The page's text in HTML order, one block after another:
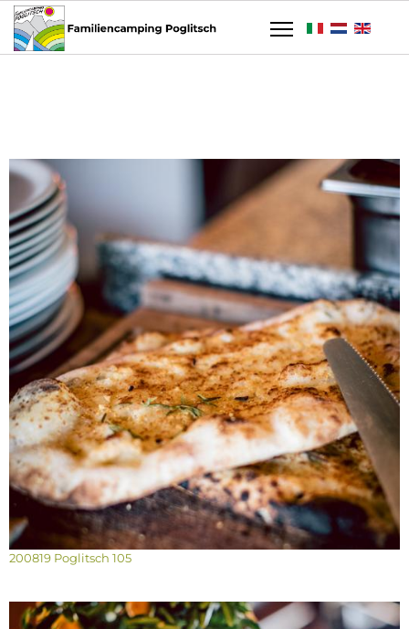
200819 Poglitsch 105